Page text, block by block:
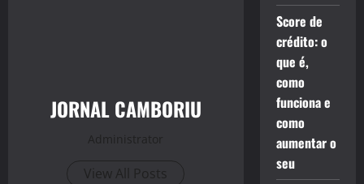
JORNAL CAMBORIU
Administrator
View All Posts
Score de
crédito: o
que é,
como
funciona e
como
aumentar o
seu